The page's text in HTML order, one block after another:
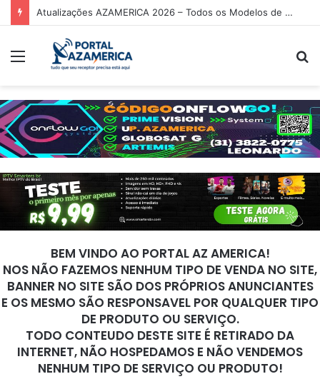
Atualizações AZAMERICA 2026 – Todos os Modelos de Receptores AZAMERICA
BEM VINDO AO PORTAL AZ AMERICA!
NOS NÃO FAZEMOS NENHUM TIPO DE VENDA NO SITE,
BANNER NO SITE SÃO DOS PRÓPRIOS ANUNCIANTES
E OS MESMO SÃO RESPONSAVEL POR QUALQUER TIPO
DE PRODUTO OU SERVIÇO.
TODO CONTEUDO DESTE SITE É RETIRADO DA
INTERNET, NÃO HOSPEDAMOS E NÃO VENDEMOS
NENHUM TIPO DE SERVIÇO OU PRODUTO!